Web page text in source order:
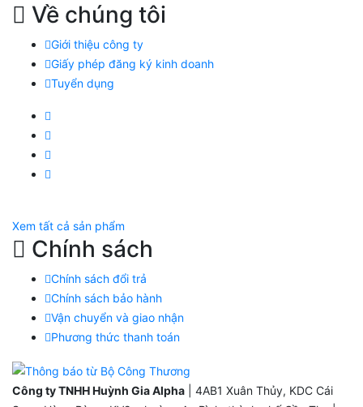
Về chúng tôi
Giới thiệu công ty
Giấy phép đăng ký kinh doanh
Tuyển dụng
Xem tất cả sản phẩm
Chính sách
Chính sách đổi trả
Chính sách bảo hành
Vận chuyển và giao nhận
Phương thức thanh toán
Công ty TNHH Huỳnh Gia Alpha | 4AB1 Xuân Thủy, KDC Cái